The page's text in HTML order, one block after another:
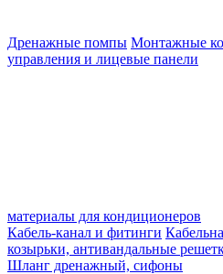
Дренажные помпы Монтажные
управления и лицевые панели
материалы для кондиционеров
Кабель-канал и фитинги
козырьки, антивандальные
Шланг дренажный, сифоны